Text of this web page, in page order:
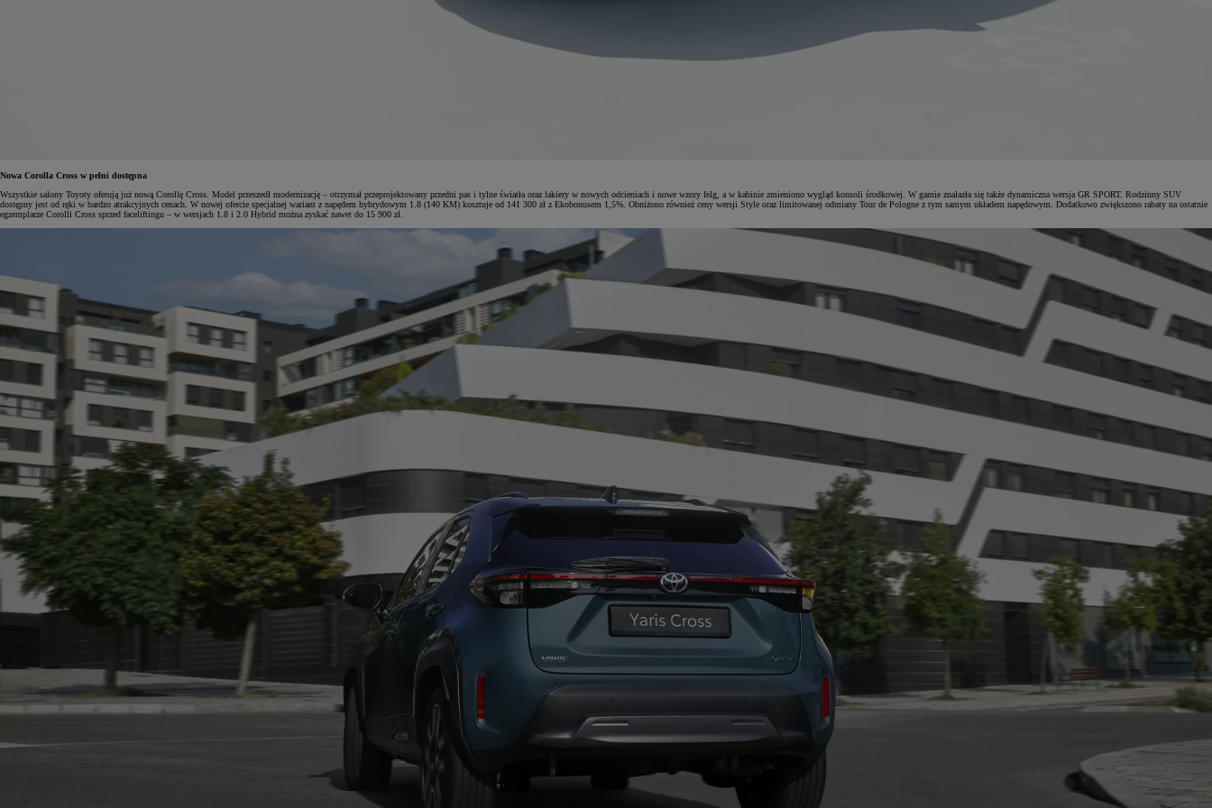
Nowa Corolla Cross w pełni dostępna
Wszystkie salony Toyoty oferują już nową Corollę Cross. Model przeszedł modernizację – otrzymał przeprojektowany przedni pas i tylne światła oraz lakiery w nowych odcieniach i nowe wzory felg, a w kabinie zmieniono wygląd konsoli środkowej. W gamie znalazła się także dynamiczna wersja GR SPORT. Rodzinny SUV
dostępny jest od ręki w bardzo atrakcyjnych cenach. W nowej ofercie specjalnej wariant z napędem hybrydowym 1.8 (140 KM) kosztuje od 141 300 zł z Ekobonusem 1,5%. Obniżono również ceny wersji Style oraz limitowanej odmiany Tour de Pologne z tym samym układem napędowym. Dodatkowo zwiększono rabaty na ostatnie
egzemplarze Corolli Cross sprzed faceliftingu – w wersjach 1.8 i 2.0 Hybrid można zyskać nawet do 15 900 zł.